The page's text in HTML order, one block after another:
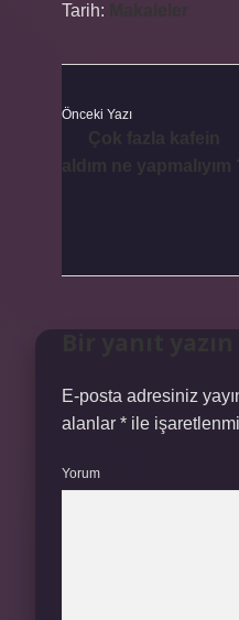
Tarih:
Önceki Yazı
E-posta adresiniz
alanlar * ile
Yorum